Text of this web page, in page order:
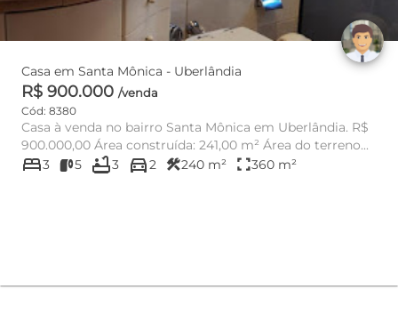
Casa em Santa Mônica - Uberlândia
R$ 900.000 /venda
Cód: 8380
Casa à venda no bairro Santa Mônica em Uberlândia. R$
900.000,00 Área construída: 241,00 m² Área do terreno...
bed3 5 bathtub3 directions_car2 construction240 m² fullscreen360 m²